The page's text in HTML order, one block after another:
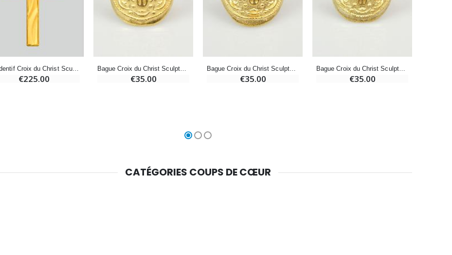
Huile d'Onction
€9.90 €5.00
Huile d'Onction
Pendentif Croix du Christ Sculptée - Or Massif Jaune
€225.00
Bague Croix du Christ Sculptée - Plaqué Or - Taille 50
€35.00
Bague Croix du Christ Sculptée - Plaqué Or - Taille 52
€35.00
Bague Croix du Christ Sculptée - Plaqué Or - Taille 60
€35.00
CATÉGORIES COUPS DE CŒUR